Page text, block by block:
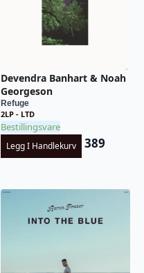
Devendra Banhart & Noah
Georgeson
Refuge
2LP - LTD
Bestillingsvare
Legg I Handlekurv 389